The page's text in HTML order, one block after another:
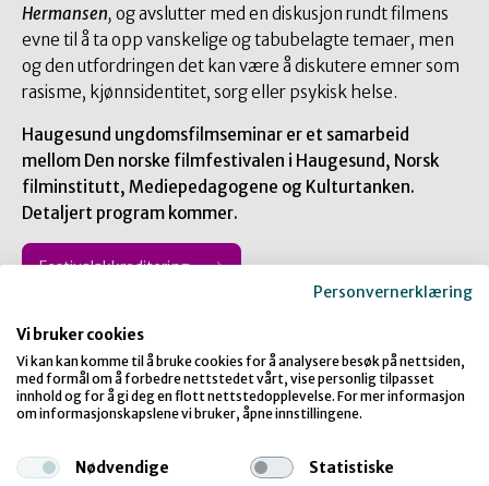
Hermansen, og avslutter med en diskusjon rundt filmens
evne til å ta opp vanskelige og tabubelagte temaer, men
og den utfordringen det kan være å diskutere emner som
rasisme, kjønnsidentitet, sorg eller psykisk helse.
Haugesund ungdomsfilmseminar er et samarbeid
mellom Den norske filmfestivalen i Haugesund, Norsk
filminstitutt, Mediepedagogene og Kulturtanken.
Detaljert program kommer.
Festivalakkreditering
Programside
Personvernerklæring
Vi bruker cookies
Vi kan kan komme til å bruke cookies for å analysere besøk på nettsiden,
med formål om å forbedre nettstedet vårt, vise personlig tilpasset
innhold og for å gi deg en flott nettstedopplevelse. For mer informasjon
om informasjonskapslene vi bruker, åpne innstillingene.
Nødvendige
Statistiske